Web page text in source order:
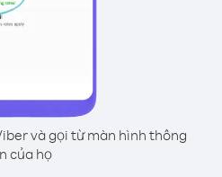
và gọi từ màn hình thông
của họ